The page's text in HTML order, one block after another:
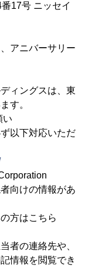
17号 ニッセイ
アニバーサリー
ィングスは、東
す。
い
以下対応いただ
向けの情報があ
方はこちら
者の連絡先や、
情報を閲覧でき